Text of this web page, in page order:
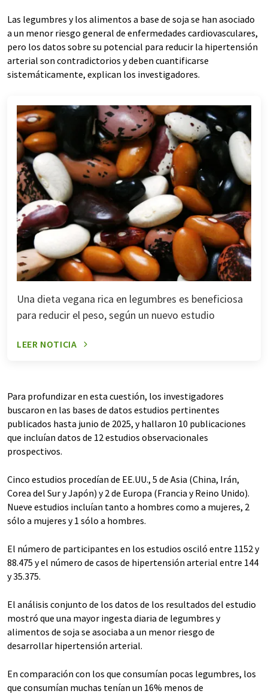
Las legumbres y los alimentos a base de soja se han asociado
a un menor riesgo general de enfermedades cardiovasculares,
pero los datos sobre su potencial para reducir la hipertensión
arterial son contradictorios y deben cuantificarse
sistemáticamente, explican los investigadores.
Una dieta vegana rica en legumbres es beneficiosa
para reducir el peso, según un nuevo estudio
LEER NOTICIA
Para profundizar en esta cuestión, los investigadores
buscaron en las bases de datos estudios pertinentes
publicados hasta junio de 2025, y hallaron 10 publicaciones
que incluían datos de 12 estudios observacionales
prospectivos.
Cinco estudios procedían de EE.UU., 5 de Asia (China, Irán,
Corea del Sur y Japón) y 2 de Europa (Francia y Reino Unido).
Nueve estudios incluían tanto a hombres como a mujeres, 2
sólo a mujeres y 1 sólo a hombres.
El número de participantes en los estudios osciló entre 1152 y
88.475 y el número de casos de hipertensión arterial entre 144
y 35.375.
El análisis conjunto de los datos de los resultados del estudio
mostró que una mayor ingesta diaria de legumbres y
alimentos de soja se asociaba a un menor riesgo de
desarrollar hipertensión arterial.
En comparación con los que consumían pocas legumbres, los
que consumían muchas tenían un 16% menos de